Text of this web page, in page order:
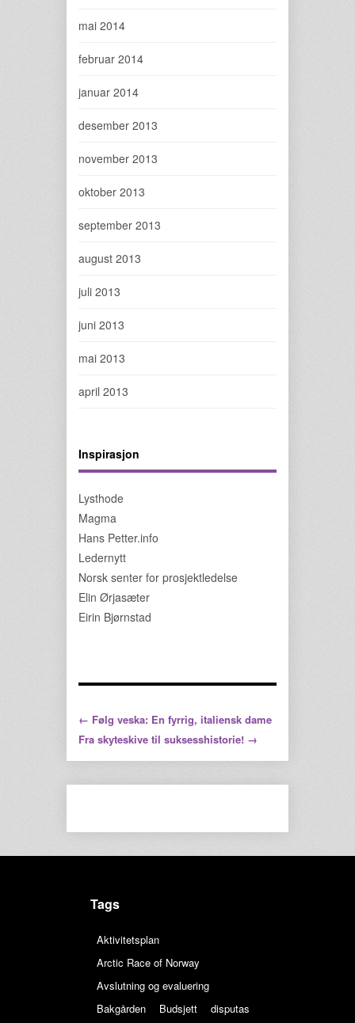
mai 2014
februar 2014
januar 2014
desember 2013
november 2013
oktober 2013
september 2013
august 2013
juli 2013
juni 2013
mai 2013
april 2013
Inspirasjon
Lysthode
Magma
Hans Petter.info
Ledernytt
Norsk senter for prosjektledelse
Elin Ørjasæter
Eirin Bjørnstad
← Følg veska: En fyrrig, italiensk dame
Fra skyteskive til suksesshistorie! →
Tags
Aktivitetsplan
Arctic Race of Norway
Avslutning og evaluering
Bakgården
Budsjett
disputas